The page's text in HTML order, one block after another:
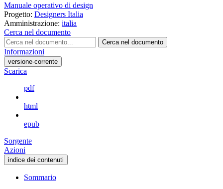
Manuale operativo di design
Progetto: Designers Italia
Amministrazione: italia
Cerca nel documento
Cerca nel documento
Informazioni
versione-corrente
Scarica
pdf
html
epub
Sorgente
Azioni
indice dei contenuti
Sommario